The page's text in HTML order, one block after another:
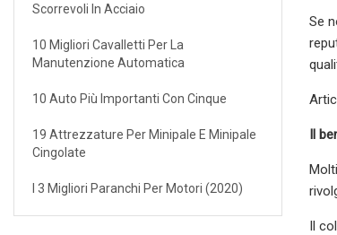
Scorrevoli In Acciaio
10 Migliori Cavalletti Per La
Manutenzione Automatica
10 Auto Più Importanti Con Cinque
19 Attrezzature Per Minipale E Minipale
Cingolate
I 3 Migliori Paranchi Per Motori (2020)
Se
Il
Il